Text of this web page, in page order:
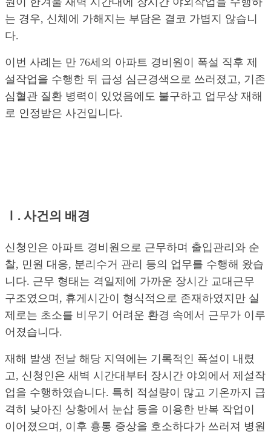
는 경우, 신체에 가해지는 부담은 결코 가볍지 않습니
다.
이번 사례는 만 76세의 아파트 경비원이 폭설 직후 제
설작업을 수행한 뒤 급성 심근경색으로 쓰러졌고, 기존
심혈관 질환 병력이 있었음에도 불구하고 업무상 재해
로 인정받은 사건입니다.
Ⅰ. 사건의 배경
신청인은 아파트 경비원으로 근무하며 출입관리와 순
찰, 민원 대응, 분리수거 관리 등의 업무를 수행해 왔습
니다. 근무 형태는 격일제에 가까운 장시간 교대근무
구조였으며, 휴게시간이 형식적으로 존재하였지만 실
제로는 초소를 비우기 어려운 환경 속에서 근무가 이루
어졌습니다.
재해 발생 전날 해당 지역에는 기록적인 폭설이 내렸
고, 신청인은 새벽 시간대부터 장시간 야외에서 제설작
업을 수행하였습니다. 특히 적설량이 많고 기온까지 급
격히 낮아진 상황에서 눈삽 등을 이용한 반복 작업이
이어졌으며, 이후 흉통 증상을 호소하다가 쓰러져 병원